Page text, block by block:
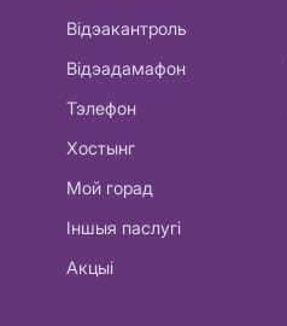
Відэакантроль
Відэадамафон
Тэлефон
Хостынг
Мой горад
Іншыя паслугі
Акцыі